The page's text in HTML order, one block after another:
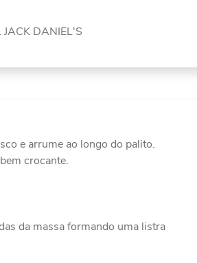
DANIEL'S
e arrume ao longo do palito.
crocante.
da massa formando uma listra